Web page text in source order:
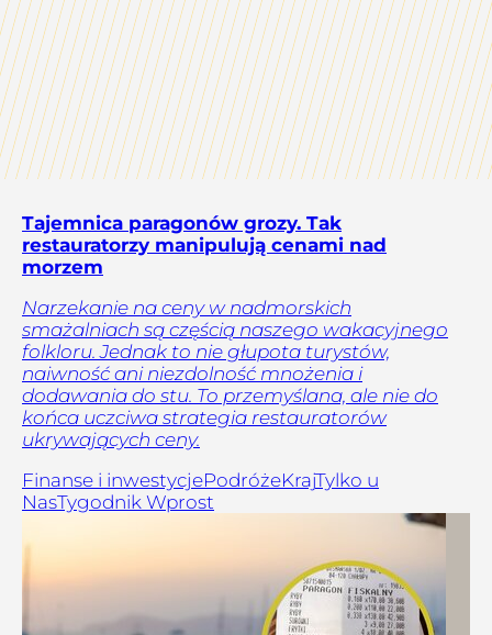
Tajemnica paragonów grozy. Tak
restauratorzy manipulują cenami nad
morzem
Narzekanie na ceny w nadmorskich
smażalniach są częścią naszego wakacyjnego
folkloru. Jednak to nie głupota turystów,
naiwność ani niezdolność mnożenia i
dodawania do stu. To przemyślana, ale nie do
końca uczciwa strategia restauratorów
ukrywających ceny.
Finanse i inwestycjePodróżeKrajTylko u
NasTygodnik Wprost